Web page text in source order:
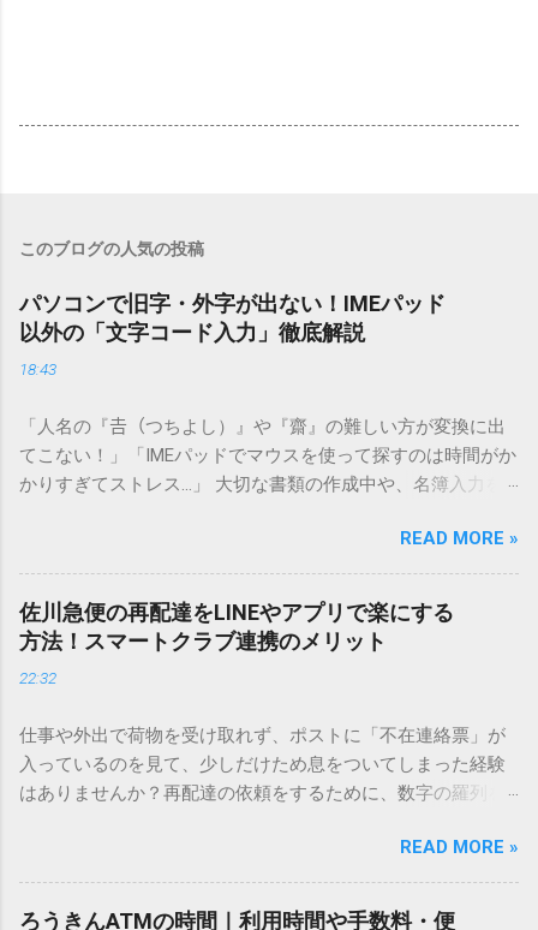
このブログの人気の投稿
パソコンで旧字・外字が出ない！IMEパッド
以外の「文字コード入力」徹底解説
18:43
「人名の『𠮷（つちよし）』や『齋』の難しい方が変換に出
てこない！」「IMEパッドでマウスを使って探すのは時間がか
かりすぎてストレス…」 大切な書類の作成中や、名簿入力を
てしまいますよね。多くの人が「IMEパッド（手書き入力）」
を使いますが、実はマウスで一画ずつ書くのは非効率です
し、似た漢字が多すぎて結局見つからないことも少なくあり
ません。 そこで今回は、IMEパッドを使わずに、特定のコー
ドを打ち込むだけで一瞬で旧字や外字、特殊記号を呼び出す
「文字コード入力」のテクニックを詳しく解説します。 この
必要はありません。 1. なぜ「変換」しても旧字・外字が出て
こないのか？ そもそも、なぜ普通の変換で出てこない漢字が
あるのでしょうか。その理由は、パソコンが文字を認識する
は、JIS規格（日本産業規格）によって「第1水準」「第2水
準」といった形で整理されています。しかし、人名や地名に
使われる非常に古い漢字（旧字）や、特定の組織だけで作ら
READ MORE »
佐川急便の再配達をLINEやアプリで楽にする
方法！スマートクラブ連携のメリット
22:32
仕事や外出で荷物を受け取れず、ポストに「不在連絡票」が
入っているのを見て、少しだけため息をついてしまった経験
はありませんか？再配達の依頼をするために、数字の羅列を
ことに申し訳なさを感じたりすることもあるかもしれませ
ん。 「もっとスムーズに、自分のタイミングで受け取りた
い」 「わざわざ電話をかけずに、スマホ一つで完結させた
READ MORE »
ろうきんATMの時間｜利用時間や手数料・便